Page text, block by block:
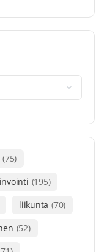
(75)
(195)
liikunta (70)
(52)